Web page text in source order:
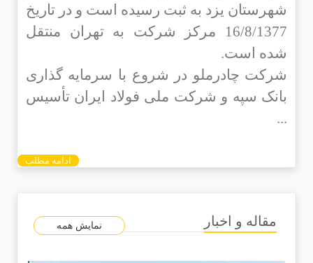
شهرستان یزد به ثبت رسیده است و در تاریخ
16/8/1377 مرکز شرکت به تهران منتقل
شده است.
شرکت چادرملو در شروع با سرمایه گذاری
بانک سپه و شرکت ملی فولاد ایران تأسیس
...
ادامه مطلب
مقاله و اخبار نمایش همه